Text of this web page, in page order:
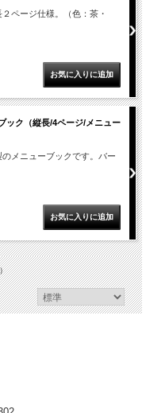
ページ仕様。（色：茶・
ック（縦長/4ページ/メニュー
メニューブックです。バー